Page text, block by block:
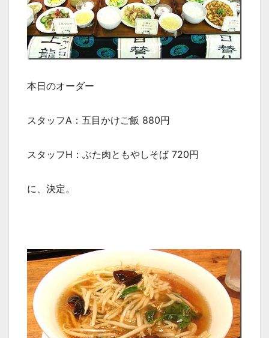
本日のオーダー
スタッフA：五目かけご飯 880円
スタッフH：ぶた肉ともやしそば 720円
に、決定。